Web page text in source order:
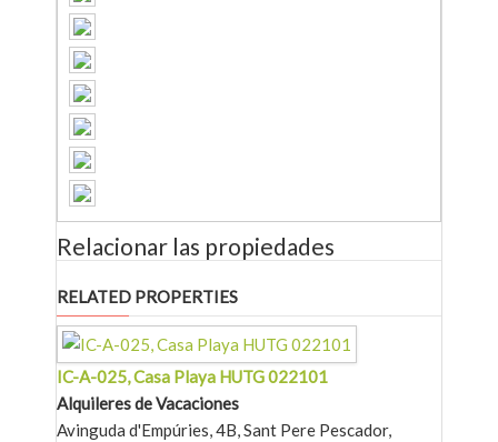
Relacionar las propiedades
RELATED PROPERTIES
IC-A-025, Casa Playa HUTG 022101
Alquileres de Vacaciones
Avinguda d'Empúries, 4B, Sant Pere Pescador,